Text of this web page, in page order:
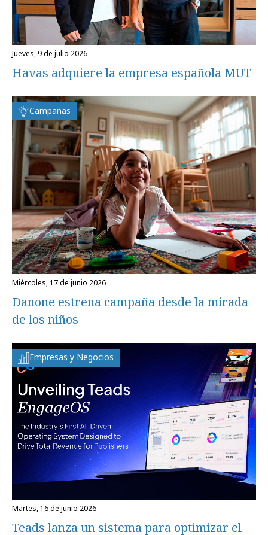
jueves, 9 de julio 2026
Havas adquiere la empresa española MUT
Campañas
miércoles, 17 de junio 2026
Danone estrena campaña desde la mirada
de los niños
Empresas y Negocios
martes, 16 de junio 2026
Teads lanza un sistema para optimizar el